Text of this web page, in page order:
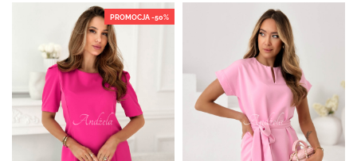
PROMOCJA -50%